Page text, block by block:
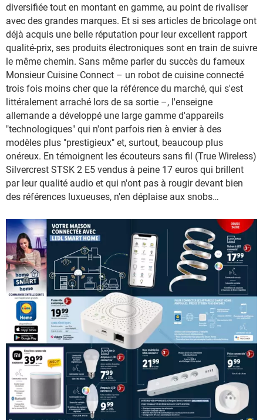
diversifiée tout en montant en gamme, au point de rivaliser
avec des grandes marques. Et si ses articles de bricolage ont
déjà acquis une belle réputation pour leur excellent rapport
qualité-prix, ses produits électroniques sont en train de suivre
le même chemin. Sans même parler du succès du fameux
Monsieur Cuisine Connect – un robot de cuisine connecté
trois fois moins cher que la référence du marché, qui s'est
littéralement arraché lors de sa sortie –, l'enseigne
allemande a développé une large gamme d'appareils
"technologiques" qui n'ont parfois rien à envier à des
modèles plus "prestigieux" et, surtout, beaucoup plus
onéreux. En témoignent les écouteurs sans fil (True Wireless)
Silvercrest STSK 2 E5 vendus à peine 17 euros qui brillent
par leur qualité audio et qui n'ont pas à rougir devant bien
des références luxueuses, n'en déplaise aux snobs…